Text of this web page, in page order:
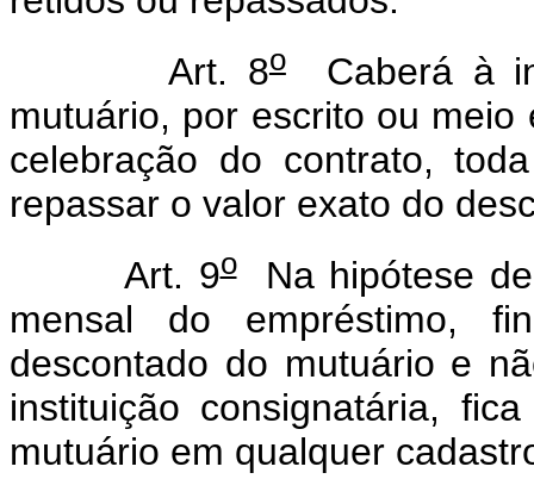
Art. 8oCaberá à
mutuário, por escrito ou
celebração do contrato,
repassar o valor exato do
Art. 9oNa hipótese de
mensal do empréstimo,
descontado do mutuário e
instituição consignatária,
mutuário em qualquer